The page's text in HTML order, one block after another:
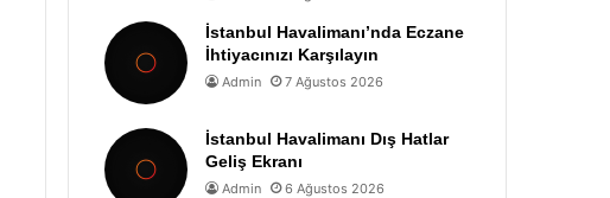
İstanbul Havalimanı’nda Eczane
İhtiyacınızı Karşılayın
Admin 7 Ağustos 2026
İstanbul Havalimanı Dış Hatlar
Geliş Ekranı
Admin 6 Ağustos 2026